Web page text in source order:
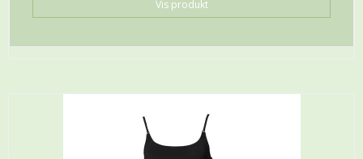
Vis produkt